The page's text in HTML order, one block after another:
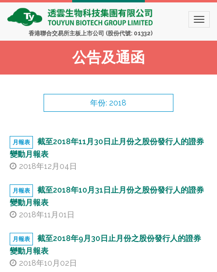
香港聯合交易所主板上市公司 (股份代號: 01332)
公告及通函
年份: 2018
2022
月報表
截至2018年11月30日止月份之股份發行人的證券
變動月報表
2018年12月04日
月報表
截至2018年10月31日止月份之股份發行人的證券
變動月報表
2018年11月01日
月報表
截至2018年9月30日止月份之股份發行人的證券
變動月報表
2018年10月02日